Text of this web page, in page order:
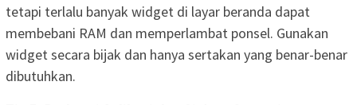
tetapi terlalu banyak widget di layar beranda dapat
membebani RAM dan memperlambat ponsel. Gunakan
widget secara bijak dan hanya sertakan yang benar-benar
dibutuhkan.